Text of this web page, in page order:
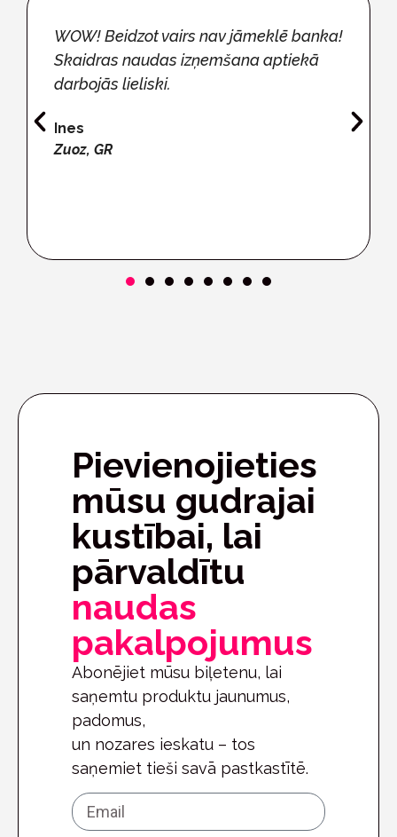
Es visu laiku izmantoju Sonect - tas ir
vienkāršākais veids, kā saņemt naudu.
Tuvākajā laikā dosieties uz ārzemēm?
Ravi
Pievienojieties
mūsu gudrajai
kustībai, lai
pārvaldītu
naudas
pakalpojumus
Abonējiet mūsu biļetenu, lai
saņemtu produktu jaunumus,
padomus,
un nozares ieskatu – tos
saņemiet tieši savā pastkastītē.